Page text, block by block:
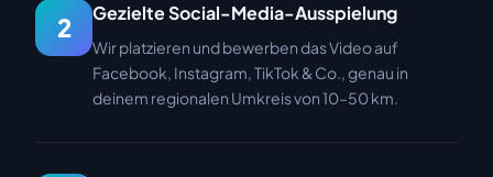
2 Gezielte Social-Media-Ausspielung
Wir platzieren und bewerben das Video auf
Facebook, Instagram, TikTok & Co., genau in
deinem regionalen Umkreis von 10–50 km.